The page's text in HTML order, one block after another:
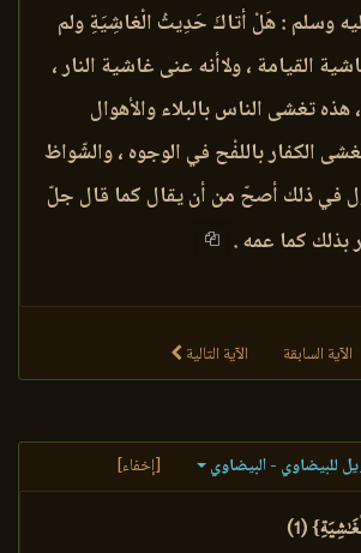
وسلم : هَلْ أتاكَ حَدِيثُ الْغاشِيَةِ ولم
القيامة ، ولاأنه عنى غاشية النار ،
تغشى الناس بالبلاء والأهوال
الكفار باللفْح في الوجوه ، والشّواظ
في ذلك أصحّ من أن يقال كما قال جلّ
بذلك كما عمه .
الآية السابقة الآية التالية
للبيضاوي - البيضاوي [إخفاء]
(1)